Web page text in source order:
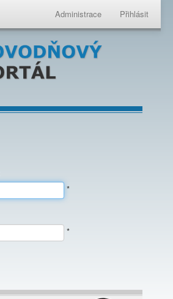
Administrace Přihlásit
*
*